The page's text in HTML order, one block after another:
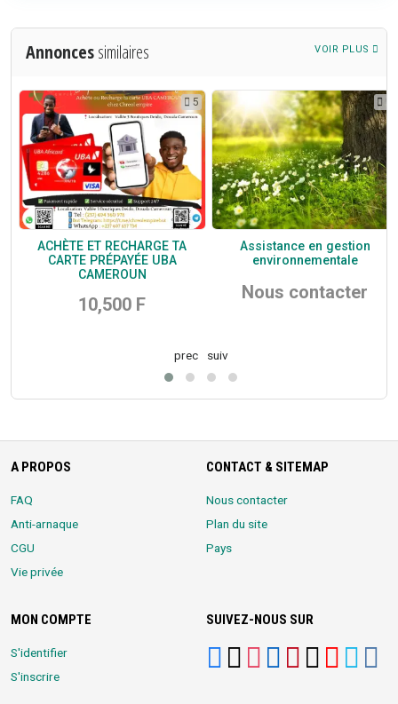
Annoncessimilaires VOIR PLUS
5
ACHÈTE ET RECHARGE TA
CARTE PRÉPAYÉE UBA
CAMEROUN
10,500 F
1
Assistance en gestion
environnementale
Nous contacter
prec suiv
A PROPOS
FAQ
Anti-arnaque
CGU
Vie privée
CONTACT & SITEMAP
Nous contacter
Plan du site
Pays
MON COMPTE
S'identifier
S'inscrire
SUIVEZ-NOUS SUR